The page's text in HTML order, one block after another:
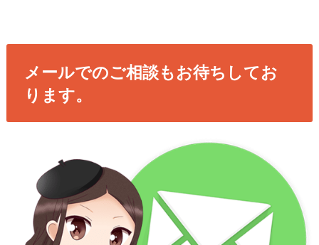
メールでのご相談もお待ちしてお
ります。